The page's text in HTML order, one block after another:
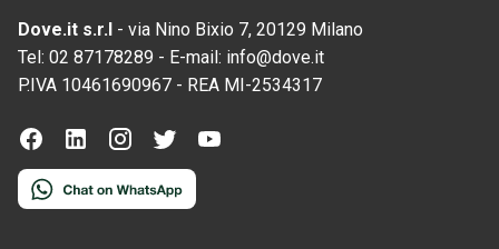
Dove.it s.r.l - via Nino Bixio 7, 20129 Milano
Tel: 02 87178289 - E-mail: info@dove.it
P.IVA 10461690967 - REA MI-2534317